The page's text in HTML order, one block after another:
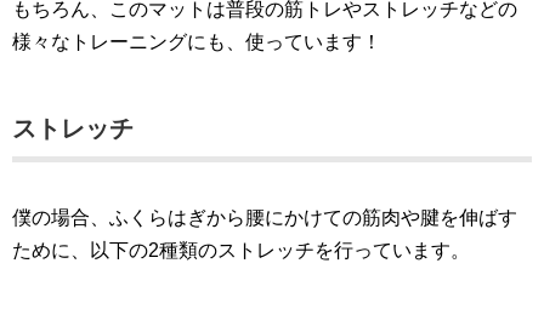
もちろん、このマットは普段の筋トレやストレッチなどの
様々なトレーニングにも、使っています！
ストレッチ
僕の場合、ふくらはぎから腰にかけての筋肉や腱を伸ばす
ために、以下の2種類のストレッチを行っています。